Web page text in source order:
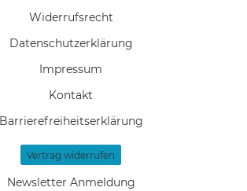
Widerrufs­recht
Daten­schutz­erklärung
Impressum
Kontakt
Barrierefreiheitserklärung
Vertrag widerrufen
Newsletter Anmeldung